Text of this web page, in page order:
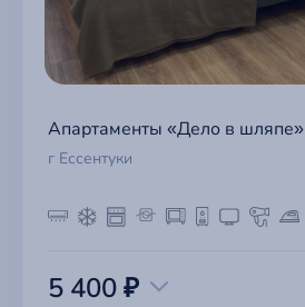
Апартаменты «Дело в шляпе»
г Ессентуки
5 400 ₽